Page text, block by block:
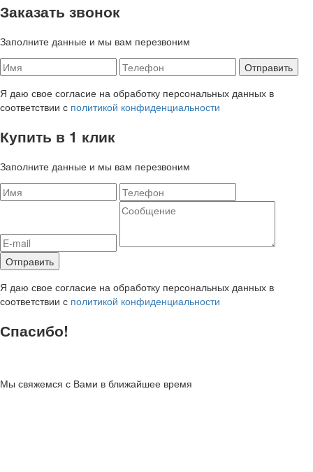
Заказать звонок
Заполните данные и мы вам перезвоним
Я даю свое согласие на обработку персональных данных в
соответствии с политикой конфиденциальности
Купить в 1 клик
Заполните данные и мы вам перезвоним
Я даю свое согласие на обработку персональных данных в
соответствии с политикой конфиденциальности
Спасибо!
Мы свяжемся с Вами в ближайшее время